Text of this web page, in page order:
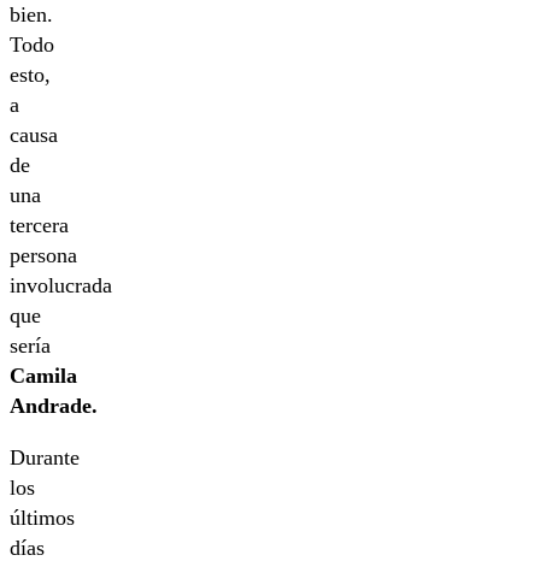
bien.
Todo
esto,
a
causa
de
una
tercera
persona
involucrada
que
sería
Camila
Andrade.
Durante
los
últimos
días